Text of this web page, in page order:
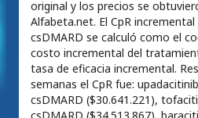
original y los precios se
Alfabeta.net. El CpR
csDMARD se calculó como el
costo incremental del
tasa de eficacia incremental.
semanas el CpR fue:
csDMARD ($30.641.221),